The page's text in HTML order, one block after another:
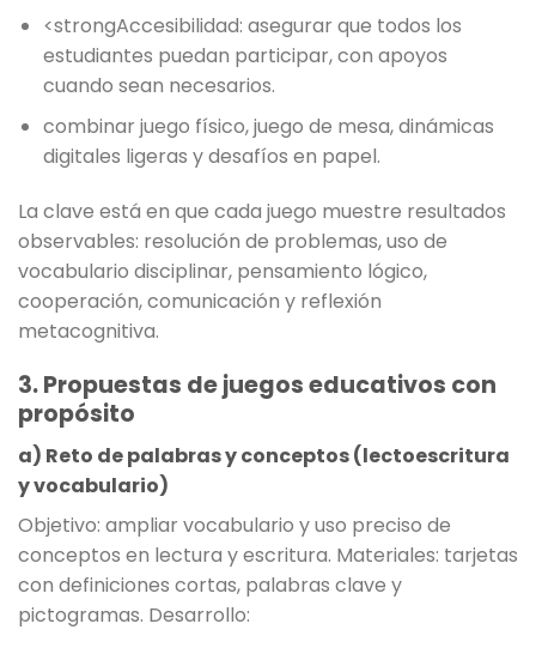
<strongAccesibilidad: asegurar que todos los
estudiantes puedan participar, con apoyos
cuando sean necesarios.
combinar juego físico, juego de mesa, dinámicas
digitales ligeras y desafíos en papel.
La clave está en que cada juego muestre resultados
observables: resolución de problemas, uso de
vocabulario disciplinar, pensamiento lógico,
cooperación, comunicación y reflexión
metacognitiva.
3. Propuestas de juegos educativos con
propósito
a) Reto de palabras y conceptos (lectoescritura
y vocabulario)
Objetivo: ampliar vocabulario y uso preciso de
conceptos en lectura y escritura. Materiales: tarjetas
con definiciones cortas, palabras clave y
pictogramas. Desarrollo: